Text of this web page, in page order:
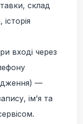
склад
вході через
—
ім’я та